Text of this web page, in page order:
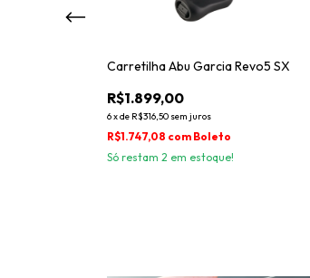
Carretilha Abu Garcia Revo5 SX
R$1.899,00
6xde R$316,50 sem juros
R$1.747,08 com Boleto
Só restam 2 em estoque!